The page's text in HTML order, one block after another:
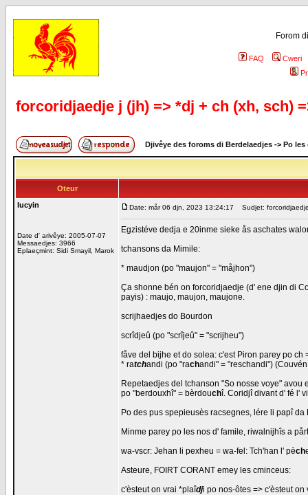
Forom
FAQ
Cweri
forcoridjaedje j (jh) => *dj + ch (xh, sch)
Djivêye des foroms di Berdelaedjes -> Po les
Oteur
lucyin
Date d' arivêye: 2005-07-07
Messaedjes: 3966
Eplaeçmint: Sidi Smayil, Marok
Date: mår 06 djn, 2023 13:24:17 Sudjet:
Egzistéve dedja e 20inme sieke ås aschates
tchansons da Mimile:
* maudjon (po "maujon" = "måjhon")
Ça shonne bén on forcoridjaedje (d' ene djin di
payis) : maujo, maujon, maujone.
scrijhaedjes do Bourdon
scrîdjeû (po "scrîjeû" = "scrijheu")
fåve del bijhe et do solea: c'est Piron parey po ch
* ratchandi (po "rachandi" = "reschandi")
Repetaedjes del tchanson "So nosse voye"
po "berdouxhî" = bèrdouchî. Coridjî divant d' fé l'
Po des pus spepieusès racsegnes, lére li papî da
Minme parey po les nos d' famile, riwalnijhîs a
wa-vscr: Jehan li pexheu = wa-fel: Tch'han l' pèch
Asteure, FOIRT CORANT emey les cminceus:
c'èsteut on vrai *plaîdji po nos-ôtes => c'èsteut on